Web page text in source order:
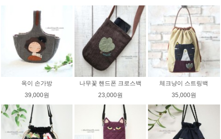
옥이 손가방
39,000원
나무꽃 핸드폰 크로스백
23,000원
체크냥이 스트링백
35,000원